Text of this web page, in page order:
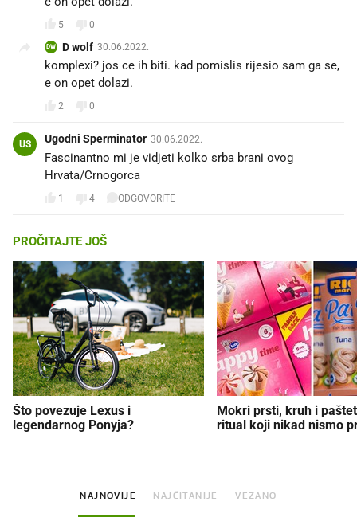
5 0
DW D wolf 30.06.2022.
komplexi? jos ce ih biti. kad pomislis rijesio sam ga se,
e on opet dolazi.
2 0
US Ugodni Sperminator 30.06.2022.
Fascinantno mi je vidjeti kolko srba brani ovog
Hrvata/Crnogorca
1 4 ODGOVORITE
PROČITAJTE JOŠ
Što povezuje Lexus i
legendarnog Ponyja?
Mokri prsti, kruh i
ritual koji nikad nismo
NAJNOVIJE NAJČITANIJE VEZANO